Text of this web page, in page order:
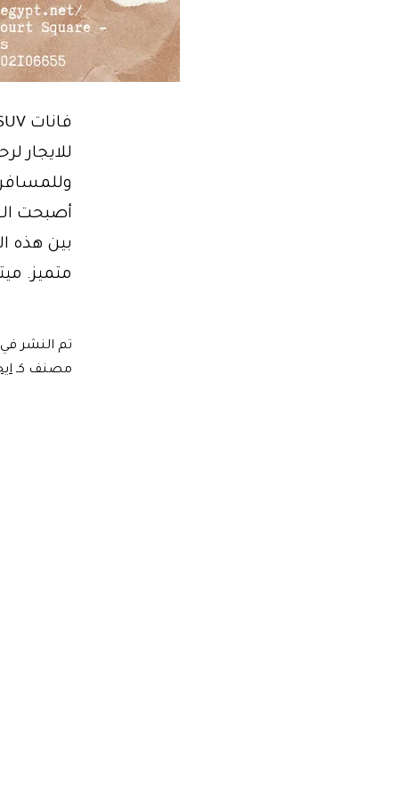
للايجار
أصبحت
متميز.
تم النشر
مصنف كـ